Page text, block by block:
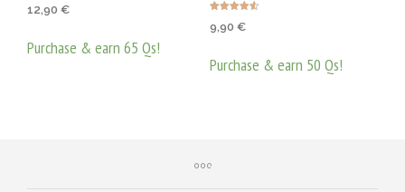
12,90 €
Purchase & earn 65 Qs!
4.55
9,90 €
Purchase & earn 50 Qs!